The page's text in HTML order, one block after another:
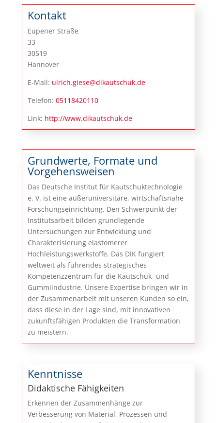
Kontakt
Eupener Straße
33
30519
Hannover
E-Mail: ulrich.giese@dikautschuk.de
Telefon: 05118420110
Link: http://www.dikautschuk.de
Grundwerte, Formate und
Vorgehensweisen
Das Deutsche Institut für Kautschuktechnologie
e. V. ist eine außeruniversitäre, wirtschaftsnahe
Forschungseinrichtung. Den Schwerpunkt der
Institutsarbeit bilden grundlegende
Untersuchungen zur Entwicklung und
Charakterisierung elastomerer
Hochleistungswerkstoffe. Das DIK fungiert
weltweit als führendes strategisches
Kompetenzzentrum für die Kautschuk- und
Gummiindustrie. Unsere Expertise bringen wir in
der Zusammenarbeit mit unseren Kunden so ein,
dass diese in der Lage sind, mit innovativen
zukunftsfähigen Produkten die Transformation
zu meistern.
Kenntnisse
Didaktische Fähigkeiten
Erkennen der Zusammenhänge zur
Verbesserung von Material, Prozessen und